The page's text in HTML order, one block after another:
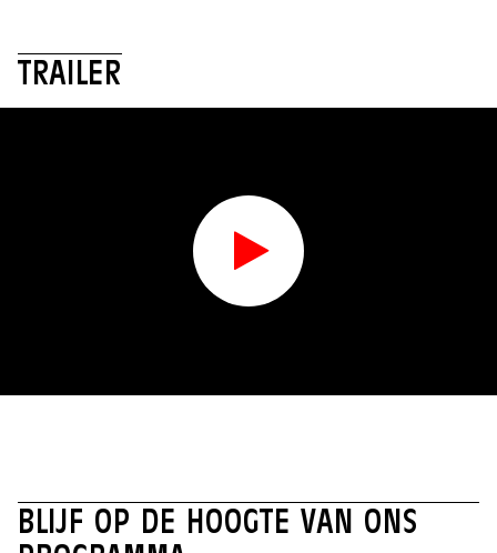
TRAILER
BLIJF OP DE HOOGTE VAN ONS